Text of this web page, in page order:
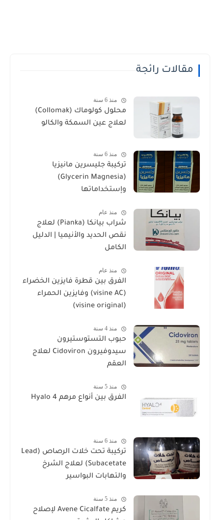
مقالات رائجة
منذ 6 سنة
محلول كولوماك (Collomak)
لعلاج عين السمكة والكالو
منذ 6 سنة
تركيبة جليسرين مانيزيا
(Glycerin Magnesia)
وإستخداماتها
منذ عام
شراب بيانكا (Pianka) لعلاج
نقص الحديد والأنيميا | الدليل
الكامل
منذ عام
الفرق بين قطرة فايزين الخضراء
(visine AC) وفايزين الحمراء
(visine original)
منذ 4 سنة
حبوب التستوستيرون
سيدوفيرون Cidoviron لعلاج
العقم
منذ 5 سنة
الفرق بين أنواع مرهم Hyalo 4
منذ 6 سنة
تركيبة تحت خلات الرصاص (Lead
Subacetate) لعلاج الشرخ
والتهابات البواسير
منذ 5 سنة
كريم Avene Cicalfate لإصلاح